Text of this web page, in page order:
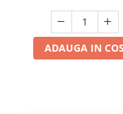
ADAUGA IN COS